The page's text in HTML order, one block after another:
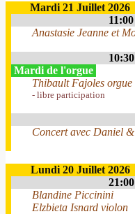
Mardi 21 Juillet 2026
11:00
Anastasie Jeanne et
10:30
Mardi de l'orgue
Thibault Fajoles
- libre participation
Concert avec Daniel
Lundi 20 Juillet 2026
21:00
Blandine Piccinini
Elzbieta Isnard violon